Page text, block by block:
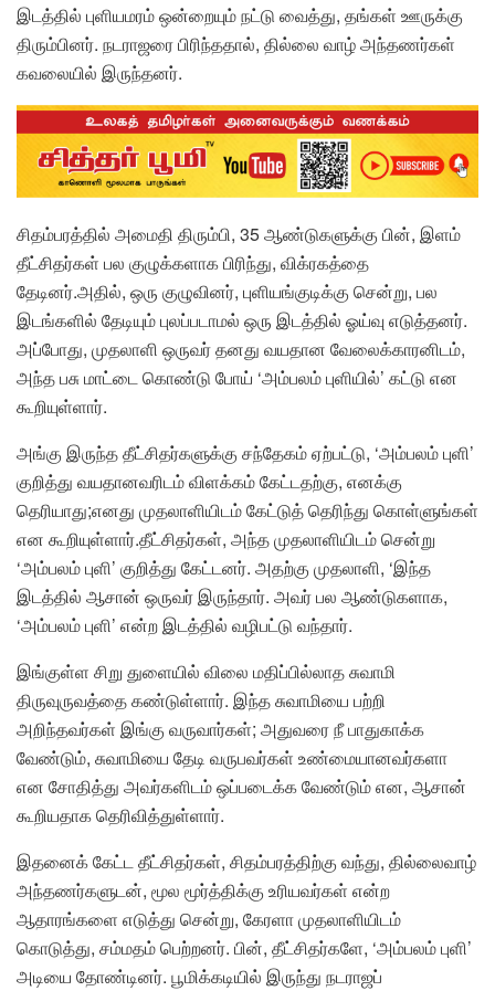
இடத்தில் புளியமரம் ஒன்றையும் நட்டு வைத்து, தங்கள் ஊருக்கு
திரும்பினர். நடராஜரை பிரிந்ததால், தில்லை வாழ் அந்தணர்கள்
கவலையில் இருந்தனர்.
சிதம்பரத்தில் அமைதி திரும்பி, 35 ஆண்டுகளுக்கு பின், இளம்
தீட்சிதர்கள் பல குழுக்களாக பிரிந்து, விக்ரகத்தை
தேடினர்.அதில், ஒரு குழுவினர், புளியங்குடிக்கு சென்று, பல
இடங்களில் தேடியும் புலப்படாமல் ஒரு இடத்தில் ஓய்வு எடுத்தனர்.
அப்போது, முதலாளி ஒருவர் தனது வயதான வேலைக்காரனிடம்,
அந்த பசு மாட்டை கொண்டு போய் ‘அம்பலம் புளியில்’ கட்டு என
கூறியுள்ளார்.
அங்கு இருந்த தீட்சிதர்களுக்கு சந்தேகம் ஏற்பட்டு, ‘அம்பலம் புளி’
குறித்து வயதானவரிடம் விளக்கம் கேட்டதற்கு, எனக்கு
தெரியாது;எனது முதலாளியிடம் கேட்டுத் தெரிந்து கொள்ளுங்கள்
என கூறியுள்ளார்.தீட்சிதர்கள், அந்த முதலாளியிடம் சென்று
‘அம்பலம் புளி’ குறித்து கேட்டனர். அதற்கு முதலாளி, ‘இந்த
இடத்தில் ஆசான் ஒருவர் இருந்தார். அவர் பல ஆண்டுகளாக,
‘அம்பலம் புளி’ என்ற இடத்தில் வழிபட்டு வந்தார்.
இங்குள்ள சிறு துளையில் விலை மதிப்பில்லாத சுவாமி
திருவுருவத்தை கண்டுள்ளார். இந்த சுவாமியை பற்றி
அறிந்தவர்கள் இங்கு வருவார்கள்; அதுவரை நீ பாதுகாக்க
வேண்டும், சுவாமியை தேடி வருபவர்கள் உண்மையானவர்களா
என சோதித்து அவர்களிடம் ஒப்படைக்க வேண்டும் என, ஆசான்
கூறியதாக தெரிவித்துள்ளார்.
இதனைக் கேட்ட தீட்சிதர்கள், சிதம்பரத்திற்கு வந்து, தில்லைவாழ்
அந்தணர்களுடன், மூல மூர்த்திக்கு உரியவர்கள் என்ற
ஆதாரங்களை எடுத்து சென்று, கேரளா முதலாளியிடம்
கொடுத்து, சம்மதம் பெற்றனர். பின், தீட்சிதர்களே, ‘அம்பலம் புளி’
அடியை தோண்டினர். பூமிக்கடியில் இருந்து நடராஜப்